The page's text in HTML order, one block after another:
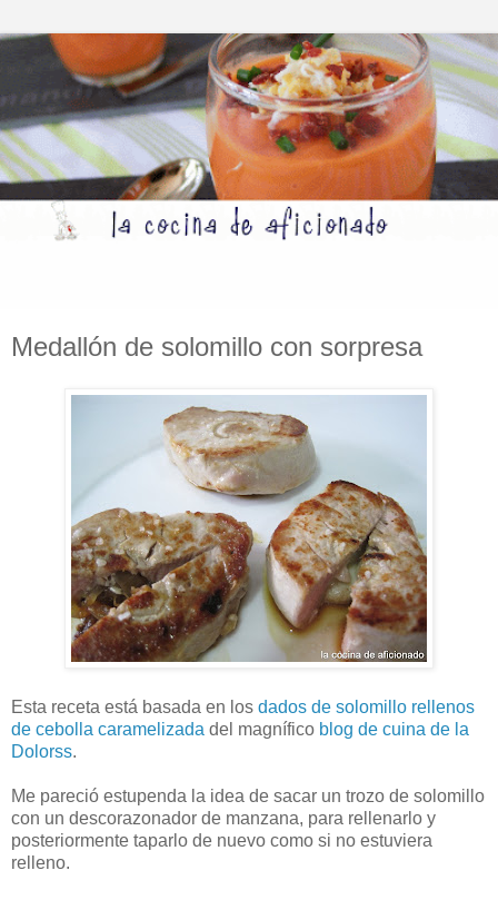
Medallón de solomillo con sorpresa
Esta receta está basada en los dados de solomillo rellenos
de cebolla caramelizada del magnífico blog de cuina de la
Dolorss.
Me pareció estupenda la idea de sacar un trozo de solomillo
con un descorazonador de manzana, para rellenarlo y
posteriormente taparlo de nuevo como si no estuviera
relleno.